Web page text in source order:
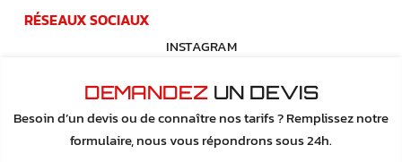
RÉSEAUX SOCIAUX
INSTAGRAM
DEMANDEZ UN DEVIS
Besoin d’un devis ou de connaître nos tarifs ? Remplissez notre
formulaire, nous vous répondrons sous 24h.